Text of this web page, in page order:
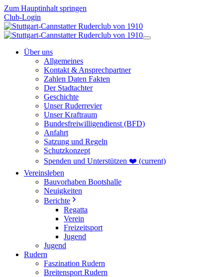
Zum Hauptinhalt springen
Club-Login
Über uns
Allgemeines
Kontakt & Ansprechpartner
Zahlen Daten Fakten
Der Stadtachter
Geschichte
Unser Ruderrevier
Unser Kraftraum
Bundesfreiwilligendienst (BFD)
Anfahrt
Satzung und Regeln
Schutzkonzept
Spenden und Unterstützen ❤️ (current)
Vereinsleben
Bauvorhaben Bootshalle
Neuigkeiten
Berichte
Regatta
Verein
Freizeitsport
Jugend
Jugend
Rudern
Faszination Rudern
Breitensport Rudern